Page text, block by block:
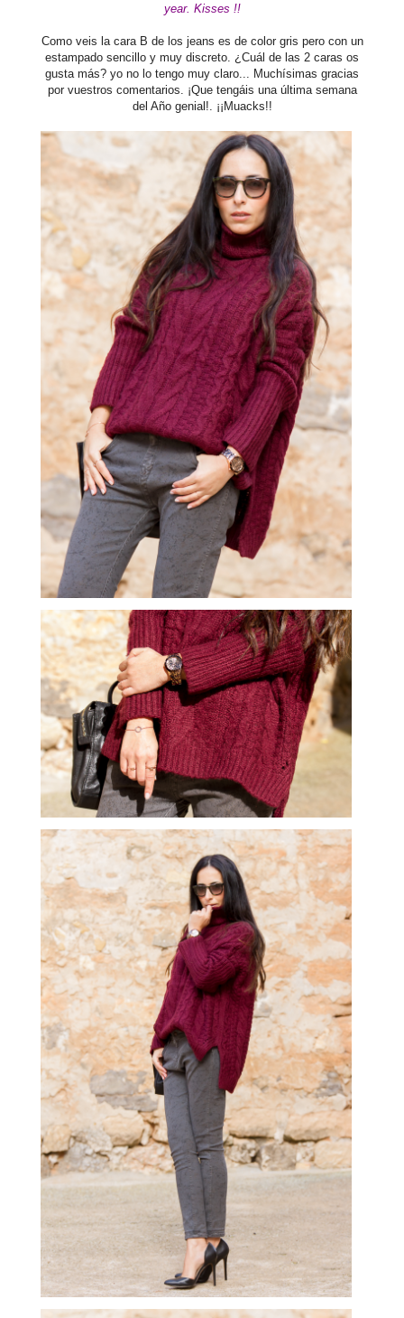
year. Kisses !!
Como veis la cara B de los jeans es de color gris pero con un
estampado sencillo y muy discreto. ¿Cuál de las 2 caras os
gusta más? yo no lo tengo muy claro... Muchísimas gracias
por vuestros comentarios. ¡Que tengáis una última semana
del Año genial!. ¡¡Muacks!!